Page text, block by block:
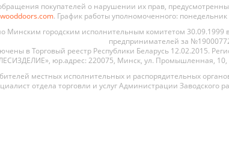
покупателей о нарушении их прав,
. График работы уполномоченного:
городским исполнительным комитетом 30.09.1999
предпринимателей за
в Торговый реестр Республики Беларусь 12.02.2015.
юр.адрес: 220075, Минск, ул. Промышленная, 10,
местных исполнительных и распорядительных
отдела торговли и услуг Администрации Заводского